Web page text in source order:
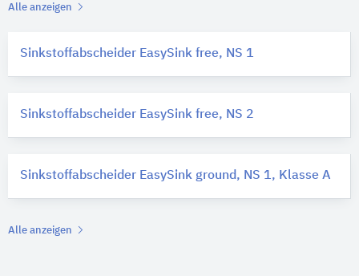
Alle anzeigen
Sinkstoffabscheider EasySink free, NS 1
Sinkstoffabscheider EasySink free, NS 2
Sinkstoffabscheider EasySink ground, NS 1, Klasse A
Alle anzeigen